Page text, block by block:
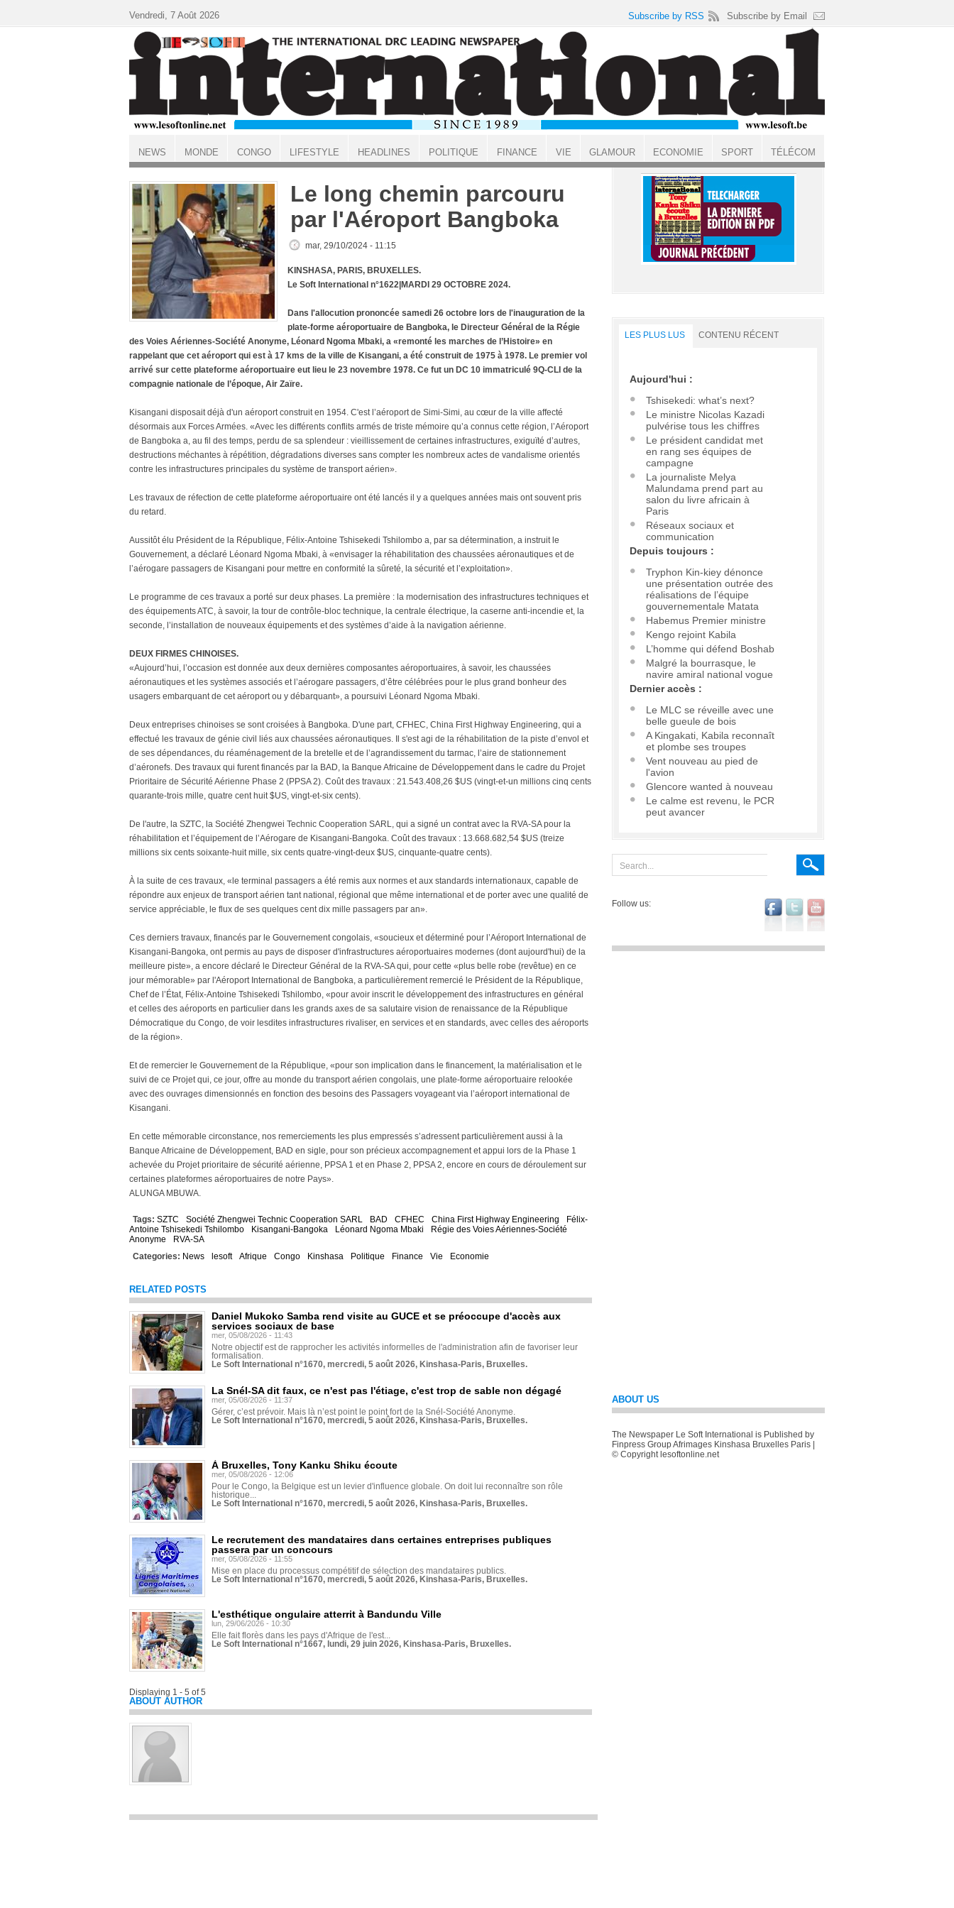
ACCUEIL
Le long chemin parcouru
par l'Aéroport Bangboka
mar, 29/10/2024 - 11:15
KINSHASA, PARIS, BRUXELLES.
Le Soft International n°1622|MARDI 29 OCTOBRE 2024.
Dans l'allocution prononcée samedi 26 octobre lors de l'inauguration de la
plate-forme aéroportuaire de Bangboka, le Directeur Général de la Régie
des Voies Aériennes-Société Anonyme, Léonard Ngoma Mbaki, a «remonté les marches de l’Histoire» en
rappelant que cet aéroport qui est à 17 kms de la ville de Kisangani, a été construit de 1975 à 1978. Le premier vol
arrivé sur cette plateforme aéroportuaire eut lieu le 23 novembre 1978. Ce fut un DC 10 immatriculé 9Q-CLI de la
compagnie nationale de l’époque, Air Zaïre.
Kisangani disposait déjà d'un aéroport construit en 1954. C'est l’aéroport de Simi-Simi, au cœur de la ville affecté
désormais aux Forces Armées. «Avec les différents conflits armés de triste mémoire qu’a connus cette région, l’Aéroport
de Bangboka a, au fil des temps, perdu de sa splendeur : vieillissement de certaines infrastructures, exiguïté d’autres,
destructions méchantes à répétition, dégradations diverses sans compter les nombreux actes de vandalisme orientés
contre les infrastructures principales du système de transport aérien».
Les travaux de réfection de cette plateforme aéroportuaire ont été lancés il y a quelques années mais ont souvent pris
du retard.
Aussitôt élu Président de la République, Félix-Antoine Tshisekedi Tshilombo a, par sa détermination, a instruit le
Gouvernement, a déclaré Léonard Ngoma Mbaki, à «envisager la réhabilitation des chaussées aéronautiques et de
l’aérogare passagers de Kisangani pour mettre en conformité la sûreté, la sécurité et l’exploitation».
Le programme de ces travaux a porté sur deux phases. La première : la modernisation des infrastructures techniques et
des équipements ATC, à savoir, la tour de contrôle-bloc technique, la centrale électrique, la caserne anti-incendie et, la
seconde, l’installation de nouveaux équipements et des systèmes d’aide à la navigation aérienne.
DEUX FIRMES CHINOISES.
«Aujourd’hui, l’occasion est donnée aux deux dernières composantes aéroportuaires, à savoir, les chaussées
aéronautiques et les systèmes associés et l’aérogare passagers, d’être célébrées pour le plus grand bonheur des
usagers embarquant de cet aéroport ou y débarquant», a poursuivi Léonard Ngoma Mbaki.
Deux entreprises chinoises se sont croisées à Bangboka. D'une part, CFHEC, China First Highway Engineering, qui a
effectué les travaux de génie civil liés aux chaussées aéronautiques. Il s'est agi de la réhabilitation de la piste d’envol et
de ses dépendances, du réaménagement de la bretelle et de l’agrandissement du tarmac, l’aire de stationnement
d’aéronefs. Des travaux qui furent financés par la BAD, la Banque Africaine de Développement dans le cadre du Projet
Prioritaire de Sécurité Aérienne Phase 2 (PPSA 2). Coût des travaux : 21.543.408,26 $US (vingt-et-un millions cinq cents
quarante-trois mille, quatre cent huit $US, vingt-et-six cents).
De l'autre, la SZTC, la Société Zhengwei Technic Cooperation SARL, qui a signé un contrat avec la RVA-SA pour la
réhabilitation et l’équipement de l’Aérogare de Kisangani-Bangoka. Coût des travaux : 13.668.682,54 $US (treize
millions six cents soixante-huit mille, six cents quatre-vingt-deux $US, cinquante-quatre cents).
À la suite de ces travaux, «le terminal passagers a été remis aux normes et aux standards internationaux, capable de
répondre aux enjeux de transport aérien tant national, régional que même international et de porter avec une qualité de
service appréciable, le flux de ses quelques cent dix mille passagers par an».
Ces derniers travaux, financés par le Gouvernement congolais, «soucieux et déterminé pour l’Aéroport International de
Kisangani-Bangoka, ont permis au pays de disposer d'infrastructures aéroportuaires modernes (dont aujourd'hui) de la
meilleure piste», a encore déclaré le Directeur Général de la RVA-SA qui, pour cette «plus belle robe (revêtue) en ce
jour mémorable» par l'Aéroport International de Bangboka, a particulièrement remercié le Président de la République,
Chef de l’État, Félix-Antoine Tshisekedi Tshilombo, «pour avoir inscrit le développement des infrastructures en général
et celles des aéroports en particulier dans les grands axes de sa salutaire vision de renaissance de la République
Démocratique du Congo, de voir lesdites infrastructures rivaliser, en services et en standards, avec celles des aéroports
de la région».
Et de remercier le Gouvernement de la République, «pour son implication dans le financement, la matérialisation et le
suivi de ce Projet qui, ce jour, offre au monde du transport aérien congolais, une plate-forme aéroportuaire relookée
avec des ouvrages dimensionnés en fonction des besoins des Passagers voyageant via l’aéroport international de
Kisangani.
En cette mémorable circonstance, nos remerciements les plus empressés s’adressent particulièrement aussi à la
Banque Africaine de Développement, BAD en sigle, pour son précieux accompagnement et appui lors de la Phase 1
achevée du Projet prioritaire de sécurité aérienne, PPSA 1 et en Phase 2, PPSA 2, encore en cours de déroulement sur
certaines plateformes aéroportuaires de notre Pays».
ALUNGA MBUWA.
Tags: SZTC Société Zhengwei Technic Cooperation SARL BAD CFHEC China First Highway Engineering
Félix-
Antoine Tshisekedi Tshilombo
Kisangani-Bangoka Léonard Ngoma Mbaki
Régie des Voies Aériennes-Société
Anonyme
RVA-SA
Categories: News lesoft Afrique Congo Kinshasa Politique Finance Vie Economie
RELATED POSTS
Daniel Mukoko Samba rend visite au GUCE et se préoccupe d'accès aux
services sociaux de base
mer, 05/08/2026 - 11:43
Notre objectif est de rapprocher les activités informelles de l'administration afin de favoriser leur
formalisation.
Le Soft International n°1670, mercredi, 5 août 2026, Kinshasa-Paris, Bruxelles.
La Snél-SA dit faux, ce n'est pas l'étiage, c'est trop de sable non dégagé
mer, 05/08/2026 - 11:37
Gérer, c’est prévoir. Mais là n’est point le point fort de la Snél-Société Anonyme.
Le Soft International n°1670, mercredi, 5 août 2026, Kinshasa-Paris, Bruxelles.
À Bruxelles, Tony Kanku Shiku écoute
mer, 05/08/2026 - 12:06
Pour le Congo, la Belgique est un levier d'influence globale. On doit lui reconnaître son rôle
historique...
Le Soft International n°1670, mercredi, 5 août 2026, Kinshasa-Paris, Bruxelles.
Le recrutement des mandataires dans certaines entreprises publiques
passera par un concours
mer, 05/08/2026 - 11:55
Mise en place du processus compétitif de sélection des mandataires publics.
Le Soft International n°1670, mercredi, 5 août 2026, Kinshasa-Paris, Bruxelles.
L'esthétique ongulaire atterrit à Bandundu Ville
lun, 29/06/2026 - 10:30
Elle fait florès dans les pays d'Afrique de l'est...
Le Soft International n°1667, lundi, 29 juin 2026, Kinshasa-Paris, Bruxelles.
Displaying 1 - 5 of 5
ABOUT AUTHOR
LES PLUS LUS CONTENU RÉCENT
Aujourd'hui :
Tshisekedi: what’s next?
Le ministre Nicolas Kazadi
pulvérise tous les chiffres
Le président candidat met
en rang ses équipes de
campagne
La journaliste Melya
Malundama prend part au
salon du livre africain à
Paris
Réseaux sociaux et
communication
Depuis toujours :
Tryphon Kin-kiey dénonce
une présentation outrée des
réalisations de l’équipe
gouvernementale Matata
Habemus Premier ministre
Kengo rejoint Kabila
L’homme qui défend Boshab
Malgré la bourrasque, le
navire amiral national vogue
Dernier accès :
Le MLC se réveille avec une
belle gueule de bois
A Kingakati, Kabila reconnaît
et plombe ses troupes
Vent nouveau au pied de
l'avion
Glencore wanted à nouveau
Le calme est revenu, le PCR
peut avancer
Follow us:
ABOUT US
The Newspaper Le Soft International is Published by
Finpress Group Afrimages Kinshasa Bruxelles Paris |
© Copyright lesoftonline.net
Vendredi, 7 Août 2026 Subscribe by RSS Subscribe by Email
NEWS MONDE CONGO LIFESTYLE HEADLINES POLITIQUE FINANCE VIE GLAMOUR ECONOMIE SPORT TÉLÉCOM